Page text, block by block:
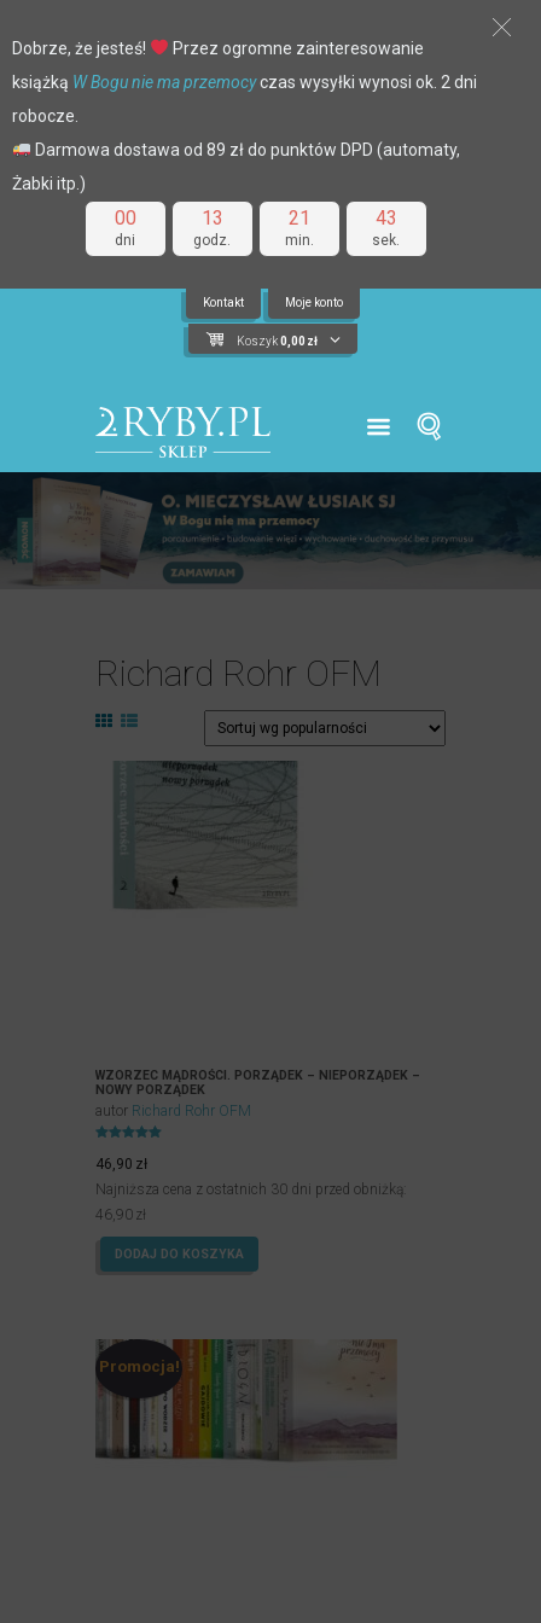
00
dni
13
godz.
21
min.
42
sek.
Dobrze, że jesteś!
Przez ogromne zainteresowanie
książką W Bogu nie ma przemocyczas wysyłki wynosi ok. 2 dni
robocze.
Darmowa dostawa od 89 zł do punktów DPD (automaty,
Żabki itp.)
Kontakt Moje konto
Koszyk 0,00 zł
Richard Rohr OFM
WZORZEC MĄDROŚCI. PORZĄDEK – NIEPORZĄDEK –
NOWY PORZĄDEK
autor Richard Rohr OFM
5.00
na 5.
46,90 zł
Najniższa cena z ostatnich 30 dni przed obniżką:
46,90 zł
DODAJ DO KOSZYKA
Promocja!